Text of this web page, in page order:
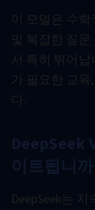
이 모델은 수
및 복잡한 질
서 특히 뛰어
가 필요한 교
다.
DeepSeek
이트됩니
DeepSeek는